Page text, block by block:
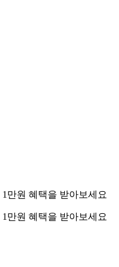
만원 혜택을 받아보세요
만원 혜택을 받아보세요